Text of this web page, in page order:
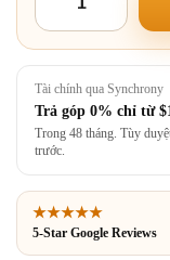
Tài chính qua Synchrony
Trả góp 0% chỉ từ
Trong 48 tháng. Tùy
trước.
★★★★★
5-Star Google Reviews